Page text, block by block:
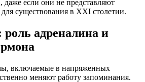
даже если они не представляют
существования в XXI столетии.
роль адреналина и
включаемые в напряженных
меняют работу запоминания.